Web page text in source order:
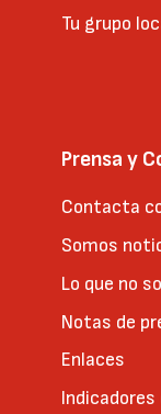
Tu grupo
Prensa y
Contacta
Somos
Lo que no
Notas de
Enlaces